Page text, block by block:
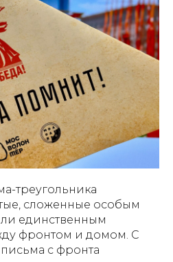
треугольника
сложенные особым
единственным
фронтом и домом. С
с фронта